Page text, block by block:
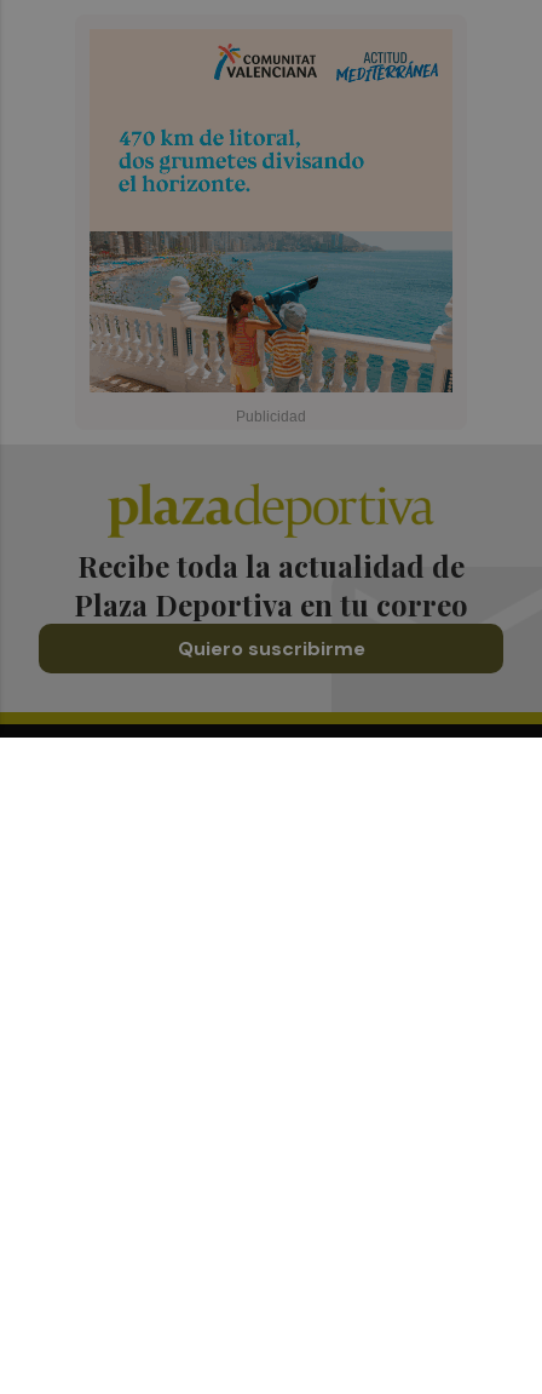
Recibe toda la actualidad de
Plaza Deportiva en tu correo
Quiero suscribirme